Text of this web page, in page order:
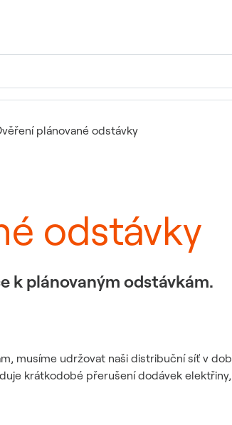
plánované odstávky
odstávky
k plánovaným odstávkám.
musíme udržovat naši distribuční síť v
krátkodobé přerušení dodávek